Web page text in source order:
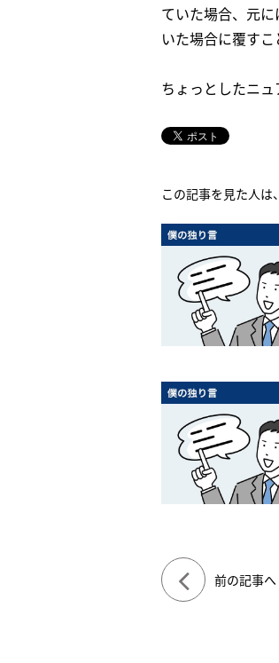
ていた場合、元
いた場合に覆すこ
ちょっとしたニュ
この記事を見た人は
前の記事へ